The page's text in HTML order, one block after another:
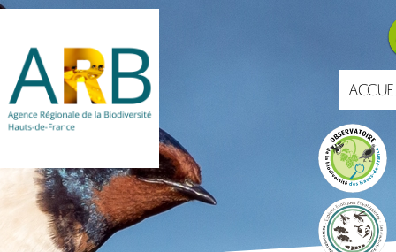
Aller
contenu
principal
Portails